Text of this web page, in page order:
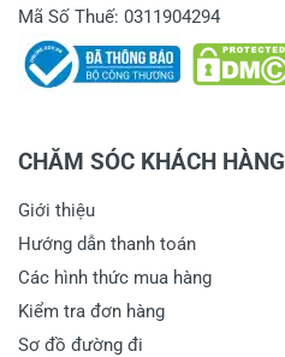
Mã Số Thuế: 0311904294
CHĂM SÓC KHÁCH HÀNG
Giới thiệu
Hướng dẫn thanh toán
Các hình thức mua hàng
Kiểm tra đơn hàng
Sơ đồ đường đi